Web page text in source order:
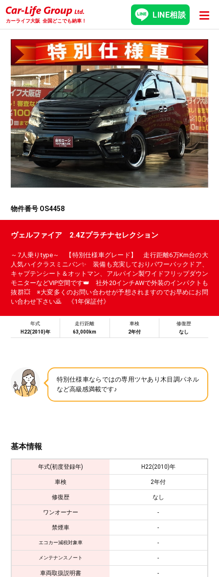
カーライフ大阪 全国どこでも納車！
LINE相談
物件番号 OS4458
ヴェルファイア 2.4Zプラチナセレクション
～7人乗りtype～ 【特別仕様車グレード】 走行距離6万Km台の大
人気ハイクラスミニバン✨ 装備も充実しておりパワーバックドア、
キャプテンシート＆オットマン、アルパイン製ワイドフリップダウン
モニターなどVIP空間です👑 社外20インチAWで外装のインパクトも
抜群💥 ※大変多くのお問い合わせが予想されますのでお早めにお問
い合わせ下さい🙇 《1年保証付》
年式
H22(2010)年
走行距離
63,000km
車検
2年付
修復歴
なし
特別仕様車ならではの専用ツヤあり木目調パネル
など高級感満載です♪
基本情報
年式(初度登録年) H22(2010)年
車検 2年付
修復歴 なし
ワンオーナー -
禁煙車 -
エコカー減税対象車 -
メンテナンスノート -
車両取扱説明書 -